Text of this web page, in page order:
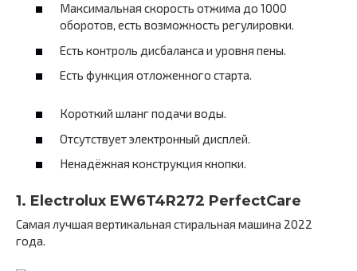
Максимальная скорость отжима до 1000
оборотов, есть возможность регулировки.
Есть контроль дисбаланса и уровня пены.
Есть функция отложенного старта.
Короткий шланг подачи воды.
Отсутствует электронный дисплей.
Ненадёжная конструкция кнопки.
1. Electrolux EW6T4R272 PerfectCare
Самая лучшая вертикальная стиральная машина 2022
года.